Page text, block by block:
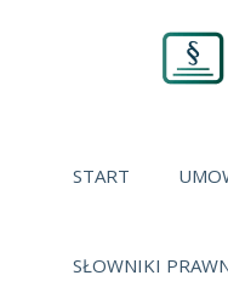
START
SŁOWNIKI